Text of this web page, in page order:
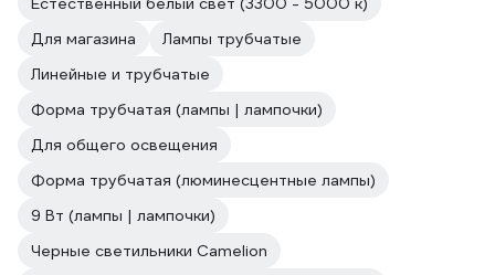
Для магазина
Лампы трубчатые
Линейные и трубчатые
Форма трубчатая (лампы | лампочки)
Для общего освещения
Форма трубчатая (люминесцентные лампы)
9 Вт (лампы | лампочки)
Черные светильники Camelion